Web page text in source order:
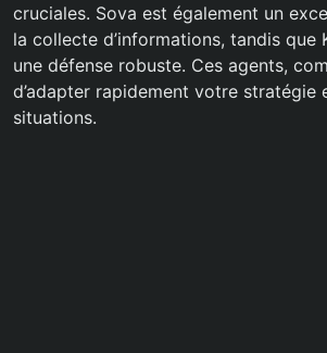
cruciales. Sova est également un
la collecte d’informations, tandis
une défense robuste. Ces agents,
d’adapter rapidement votre stratégie
situations.